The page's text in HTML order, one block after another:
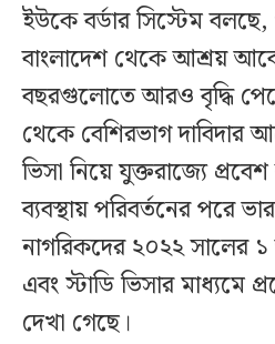
ইউকে বর্ডার সিস্টেম বলছে,
বাংলাদেশ থেকে আশ্রয়
বছরগুলোতে আরও বৃদ্ধি
থেকে বেশিরভাগ দাবিদার
ভিসা নিয়ে যুক্তরাজ্যে
ব্যবস্থায় পরিবর্তনের পরে
নাগরিকদের ২০২২ সালের ১
এবং স্টাডি ভিসার মাধ্যমে
দেখা গেছে।